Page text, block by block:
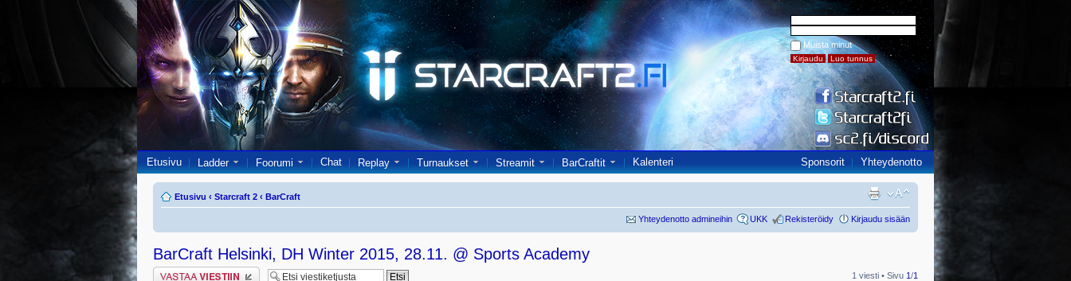
Muista minut
Etusivu Ladder Foorumi Chat Replay Turnaukset Streamit BarCraftit Kalenteri Sponsorit Yhteydenotto
Etusivu ‹ Starcraft 2 ‹ BarCraft
Yhteydenotto admineihin UKK Rekisteröidy Kirjaudu sisään
BarCraft Helsinki, DH Winter 2015, 28.11. @ Sports Academy
Lähetä vastaus 1 viesti • Sivu 1/1